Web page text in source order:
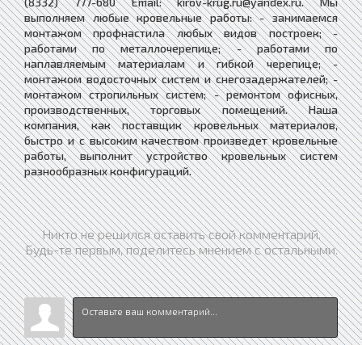
выполняем любые кровельные работы: - занимаемся
монтажом профнастила любых видов построек; -
работами по металлочерепице; - работами по
наплавляемым материалам и гибкой черепице; -
монтажом водосточных систем и снегозадержателей; -
монтажом стропильных систем; - ремонтом офисных,
производственных, торговых помещений. Наша
компания, как поставщик кровельных материалов,
быстро и с высоким качеством произведет кровельные
работы, выполнит устройство кровельных систем
разнообразных конфигураций.
Никто не решился оставить свой комментарий.
Будь-те первым, поделитесь мнением с остальными.